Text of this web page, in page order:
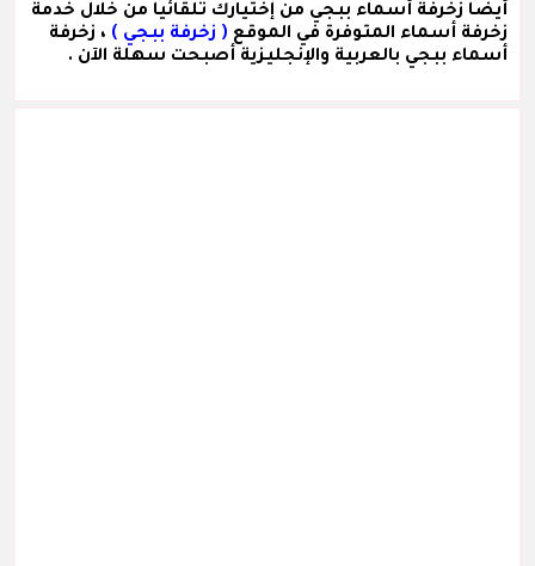
أيضا زخرفة أسماء ببجي من إختيارك تلقائيا من خلال خدمة
زخرفة أسماء المتوفرة في الموقع ( زخرفة ببجي ) ، زخرفة
أسماء ببجي بالعربية والإنجليزية أصبحت سهلة الآن .